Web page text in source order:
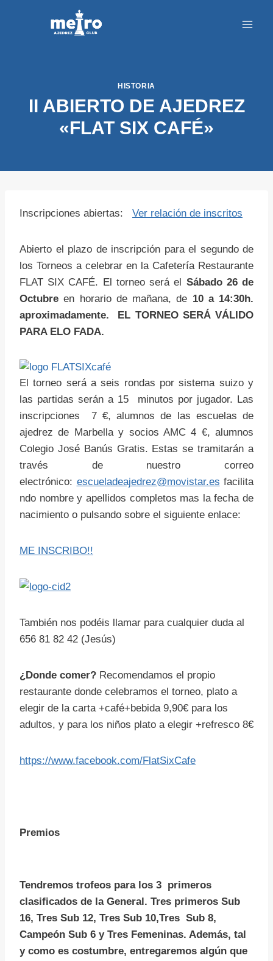
HISTORIA
II ABIERTO DE AJEDREZ
«FLAT SIX CAFÉ»
Inscripciones abiertas: Ver relación de inscritos
Abierto el plazo de inscripción para el segundo de
los Torneos a celebrar en la Cafetería Restaurante
FLAT SIX CAFÉ. El torneo será el Sábado 26 de
Octubre en horario de mañana, de 10 a 14:30h.
aproximadamente. EL TORNEO SERÁ VÁLIDO
PARA ELO FADA.
El torneo será a seis rondas por sistema suizo y
las partidas serán a 15 minutos por jugador. Las
inscripciones 7 €, alumnos de las escuelas de
ajedrez de Marbella y socios AMC 4 €, alumnos
Colegio José Banús Gratis. Estas se tramitarán a
través de nuestro correo
electrónico: escueladeajedrez@movistar.es facilita
ndo nombre y apellidos completos mas la fecha de
nacimiento o pulsando sobre el siguiente enlace:
ME INSCRIBO!!
También nos podéis llamar para cualquier duda al
656 81 82 42 (Jesús)
¿Donde comer? Recomendamos el propio
restaurante donde celebramos el torneo, plato a
elegir de la carta +café+bebida 9,90€ para los
adultos, y para los niños plato a elegir +refresco 8€
https://www.facebook.com/FlatSixCafe
Premios
Tendremos trofeos para los 3 primeros
clasificados de la General. Tres primeros Sub
16, Tres Sub 12, Tres Sub 10,Tres Sub 8,
Campeón Sub 6 y Tres Femeninas. Además, tal
y como es costumbre, entregaremos algún que